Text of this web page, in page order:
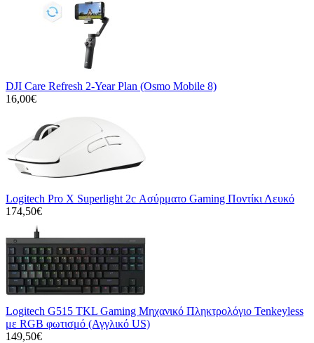
DJI Care Refresh 2-Year Plan (Osmo Mobile 8)
16,00€
Logitech Pro X Superlight 2c Ασύρματο Gaming Ποντίκι Λευκό
174,50€
Logitech G515 TKL Gaming Μηχανικό Πληκτρολόγιο Tenkeyless
με RGB φωτισμό (Αγγλικό US)
149,50€